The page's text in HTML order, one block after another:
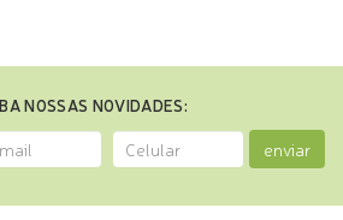
NOSSAS NOVIDADES:
enviar